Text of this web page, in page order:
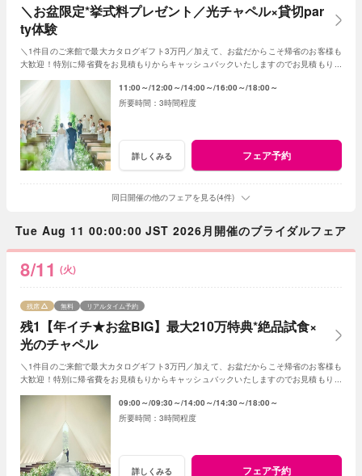
＼お盆限定*挙式料プレゼント／光チャペル×貸切par
ty体験
＼1件目のご来館で最大カタログギフト3万円／加えて、お盆だからこそ帰省のお客様も
大歓迎！特別に帰省費をお見積もりからキャッシュバックいたしますのでお見積もり作
11:00～ 12:00～ 14:00～ 16:00～ 18:00～
3時間程度
詳しくみる フェア予約
同日開催の他のフェアを見る(4件)
Tue Aug 11 00:00:00 JST 2026月開催のブライダルフェア
8/11 (火)
残1【年イチ★お盆BIG】最大210万特典*絶品試食×
光のチャペル
残席 無料 リアルタイム予約
＼1件目のご来館で最大カタログギフト3万円／加えて、お盆だからこそ帰省のお客様も
大歓迎！特別に帰省費をお見積もりからキャッシュバックいたしますのでお見積もり作
09:00～ 09:30～ 14:00～ 14:30～ 18:00～
3時間程度
詳しくみる フェア予約